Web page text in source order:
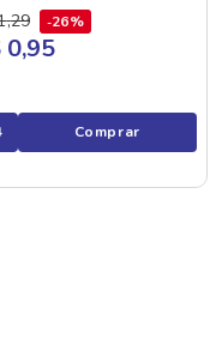
,29 26%
0,95
Comprar